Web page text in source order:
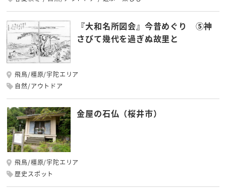
『大和名所図会』今昔めぐり ⑤神
さびて幾代を過ぎぬ故里と
飛鳥/橿原/宇陀エリア
自然/アウトドア
金屋の石仏（桜井市）
飛鳥/橿原/宇陀エリア
歴史スポット